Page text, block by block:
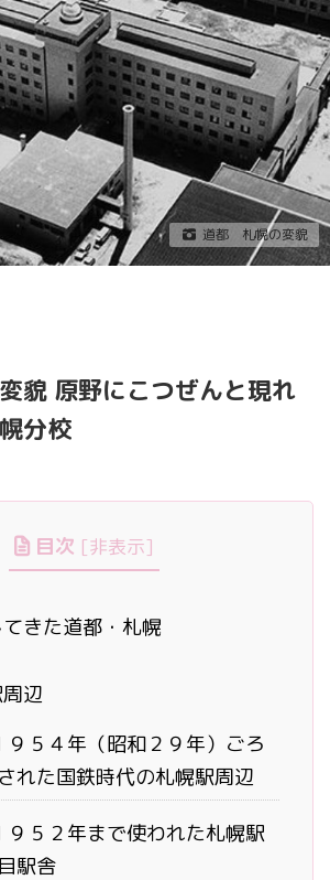
道都 札幌の変貌
貌 原野にこつぜんと現れ
分校
目次 [非表示]
きた道都・札幌
辺
９５４年（昭和２９年）ごろ
れた国鉄時代の札幌駅周辺
９５２年まで使われた札幌駅
駅舎